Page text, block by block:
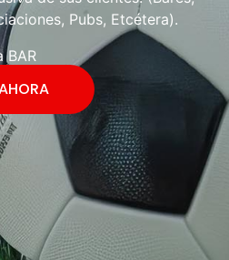
Pubs, Etcétera).
BAR